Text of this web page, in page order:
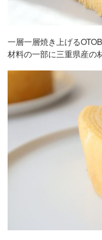
一層一層焼き上げる
材料の一部に三重県産の